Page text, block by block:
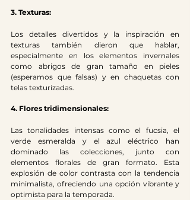
3. Texturas:
Los detalles divertidos y la inspiración en
texturas también dieron que hablar,
especialmente en los elementos invernales
como abrigos de gran tamaño en pieles
(esperamos que falsas) y en chaquetas con
telas texturizadas.
4. Flores tridimensionales:
Las tonalidades intensas como el fucsia, el
verde esmeralda y el azul eléctrico han
dominado las colecciones, junto con
elementos florales de gran formato. Esta
explosión de color contrasta con la tendencia
minimalista, ofreciendo una opción vibrante y
optimista para la temporada.